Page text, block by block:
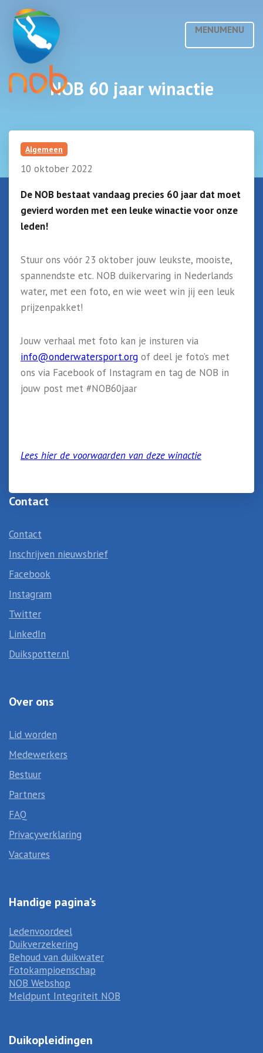
MENUMENU
NOB 60 jaar winactie
Algemeen
10 oktober 2022
De NOB bestaat vandaag precies 60 jaar dat moet
gevierd worden met een leuke winactie voor onze
leden!
Stuur ons vóór 23 oktober jouw leukste, mooiste,
spannendste etc. NOB duikervaring in Nederlands
water, met een foto, en wie weet win jij een leuk
prijzenpakket!
Jouw verhaal met foto kan je insturen via
info@onderwatersport.org of deel je foto’s met
ons via Facebook of Instagram en tag de NOB in
jouw post met #NOB60jaar
Lees hier de voorwaarden van deze winactie
Contact
Contact
Inschrijven nieuwsbrief
Facebook
Instagram
Twitter
LinkedIn
Duikspotter.nl
Over ons
Lid worden
Medewerkers
Bestuur
Partners
FAQ
Privacyverklaring
Vacatures
Handige pagina’s
Ledenvoordeel
Duikverzekering
Behoud van duikwater
Fotokampioenschap
NOB Webshop
Meldpunt Integriteit NOB
Duikopleidingen